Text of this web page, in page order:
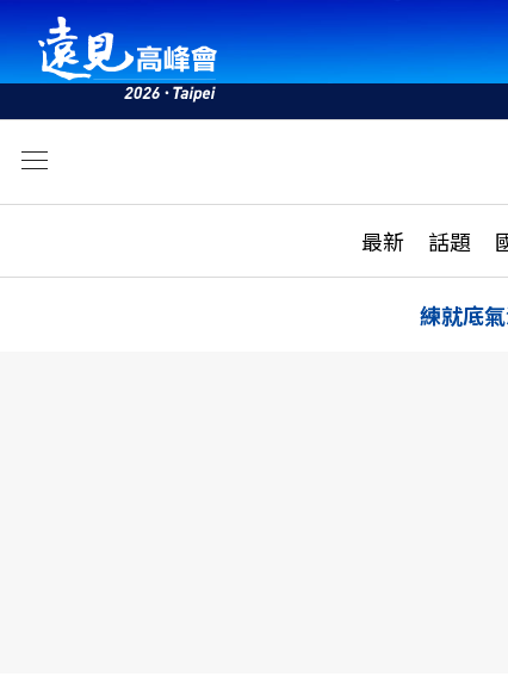
最新 話題
活動
練就底